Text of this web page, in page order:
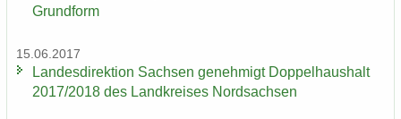
Grund­form
15.06.2017
Lan­des­di­rek­ti­on Sach­sen ge­neh­migt Dop­pel­haus­halt
2017/2018 des Land­krei­ses Nord­sach­sen